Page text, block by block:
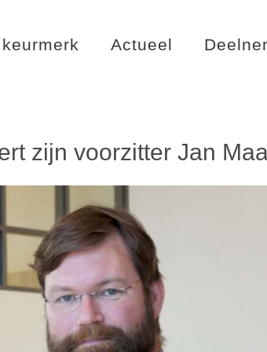
Actueel
zijn voorzitter Jan